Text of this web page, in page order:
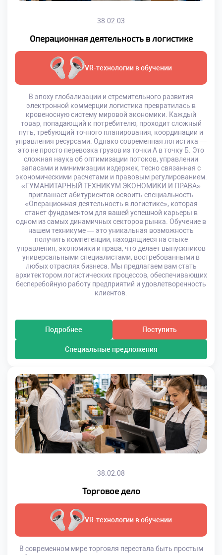
38.02.03
Операционная деятельность в логистике
VR-технологии в обучении
В эпоху глобализации и стремительного развития
электронной коммерции логистика превратилась в
кровеносную систему мировой экономики. Каждый
товар, попадающий к потребителю, проходит сложный
путь, требующий точного планирования, координации и
управления ресурсами. Однако современная логистика —
это не просто перевозка грузов из точки А в точку Б. Это
сложная наука об оптимизации потоков, управлении
запасами и минимизации издержек, тесно связанная с
экономическими расчетами и правовым регулированием.
«ГУМАНИТАРНЫЙ ТЕХНИКУМ ЭКОНОМИКИ И ПРАВА»
приглашает абитуриентов освоить специальность
«Операционная деятельность в логистике», которая
станет фундаментом для вашей успешной карьеры в
одном из самых динамичных секторов рынка. Обучение в
нашем техникуме — это уникальная возможность
получить компетенции, находящиеся на стыке
управления, экономики и права, что делает выпускников
универсальными специалистами, востребованными в
любых отраслях бизнеса. Мы предлагаем вам стать
архитектором логистических процессов, обеспечивающих
бесперебойную работу предприятий и удовлетворенность
клиентов.
Подробнее Поступить
Специальные предложения
38.02.08
Торговое дело
VR-технологии в обучении
В современном мире торговля перестала быть простым